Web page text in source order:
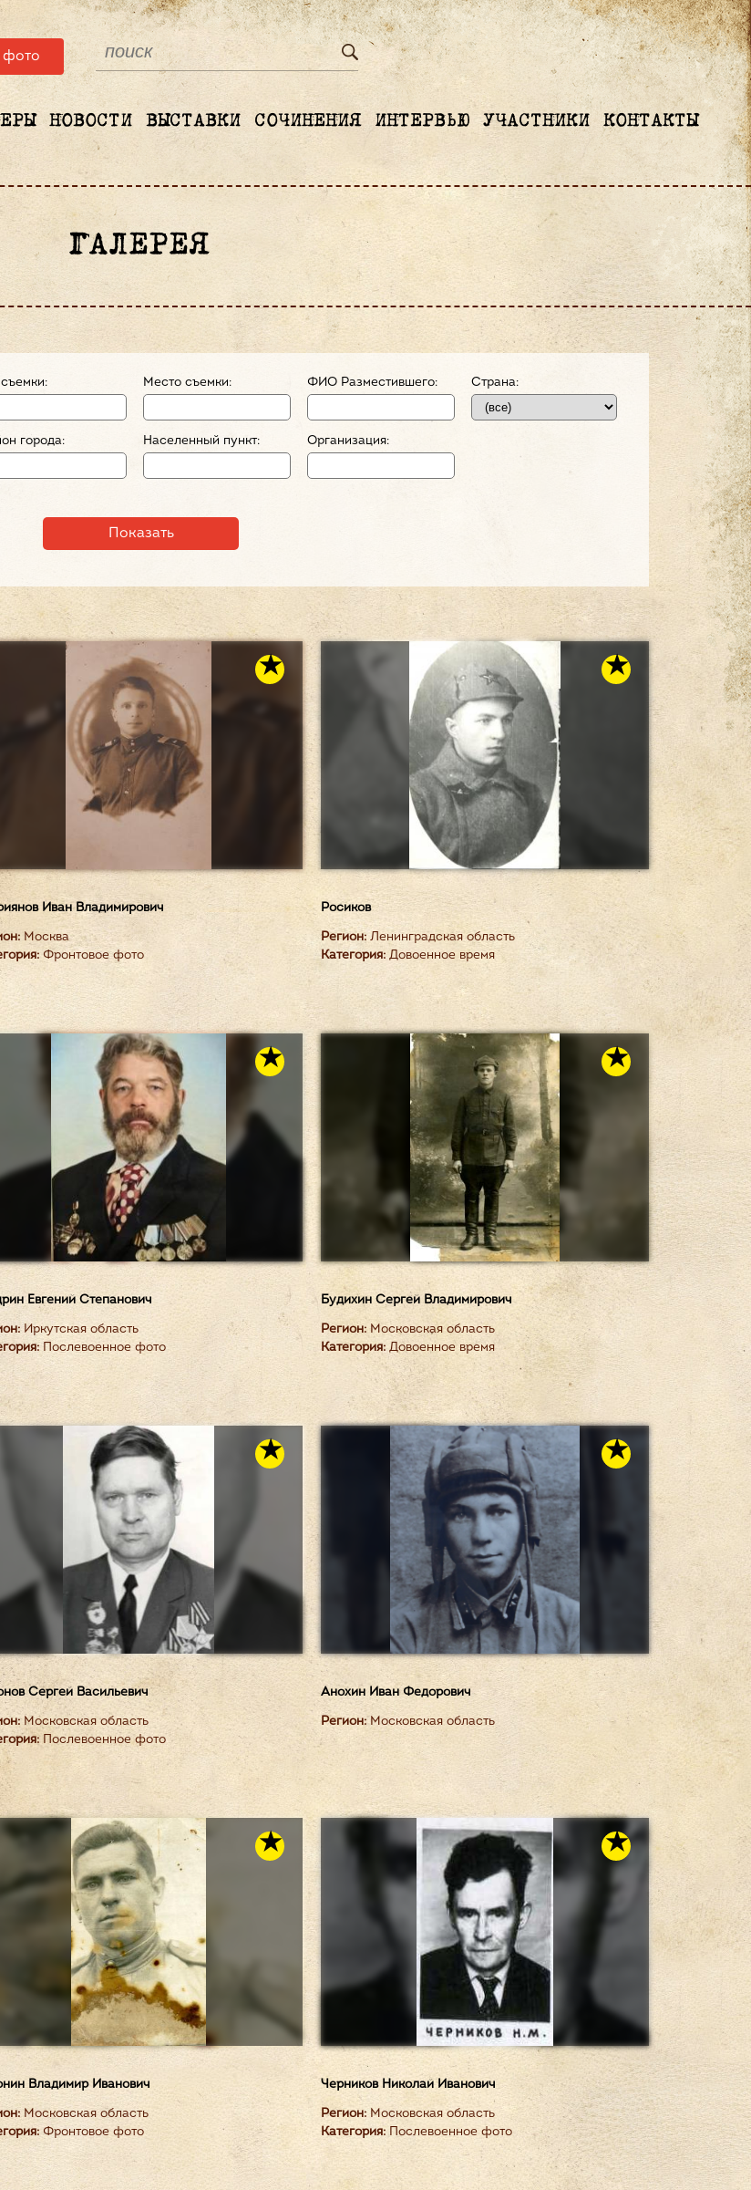
фото
НОВОСТИ ВЫСТАВКИ СОЧИНЕНИЯ ИНТЕРВЬЮ УЧАСТНИКИ КОНТАКТЫ
ГАЛЕРЕЯ
съемки: Место съемки: ФИО Разместившего: Страна:
города: Населенный пункт: Организация:
Иван Владимирович
Москва
Фронтовое фото
Росиков
Регион:Ленинградская область
Категория:Довоенное время
Евгений Степанович
Иркутская область
Послевоенное фото
Будихин Сергей Владимирович
Регион:Московская область
Категория:Довоенное время
Сергей Васильевич
Московская область
Послевоенное фото
Анохин Иван Федорович
Регион:Московская область
Владимир Иванович
Московская область
Фронтовое фото
Черников Николай Иванович
Регион:Московская область
Категория:Послевоенное фото